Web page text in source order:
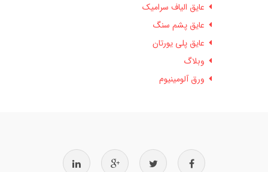
عایق الیاف سرامیک
عایق پشم سنگ
عایق پلی یورتان
وبلاگ
ورق آلومینیوم